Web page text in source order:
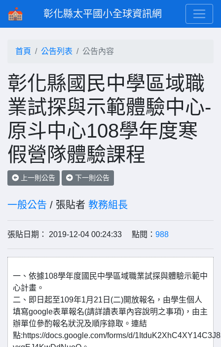
彰化縣太平國小全球資訊網
首頁 公告列表 公告內容
彰化縣國民中學區域職
業試探與示範體驗中心-
原斗中心108學年度寒
假營隊體驗課程
上一則公告 下一則公告
一般公告 / 張貼者 教務組長
張貼日期： 2019-12-04 00:24:33 點閱： 988
一、依據108學年度國民中學區域職業試探與體驗示範中
心計畫。
二、即日起至109年1月21日(二)開放報名，由學生個人
填寫google表單報名(請詳讀表單內容說明之事項)，由主
辦單位參酌報名狀況及順序錄取。連結
點:https://docs.google.com/forms/d/